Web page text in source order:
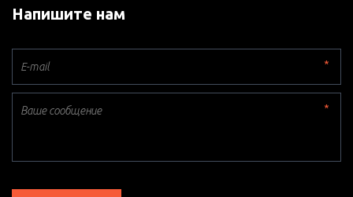
Напишите нам
*
*